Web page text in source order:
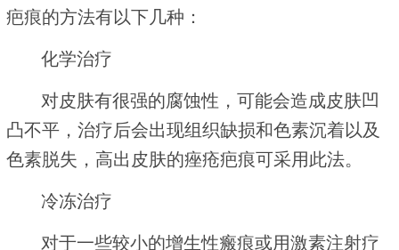
疤痕的方法有以下几种：
化学治疗
对皮肤有很强的腐蚀性，可能会造成皮肤凹
凸不平，治疗后会出现组织缺损和色素沉着以及
色素脱失，高出皮肤的痤疮疤痕可采用此法。
冷冻治疗
对于一些较小的增生性瘢痕或用激素注射疗